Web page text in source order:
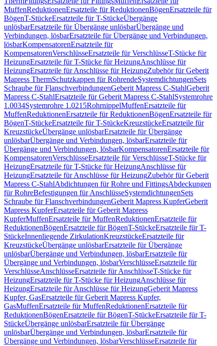
MuffenReduktionenErsatzteile für ReduktionenBögenErsatzteile für
BögenT-StückeErsatzteile für T-StückeÜbergänge
unlösbarErsatzteile für Übergänge unlösbarÜbergänge und
Verbindungen, lösbarErsatzteile für Übergänge und Verbindungen,
lösbarKompensatorenErsatzteile für
KompensatorenVerschlüsseErsatzteile für VerschlüsseT-Stücke für
HeizungErsatzteile für T-Stücke für HeizungAnschlüsse für
HeizungErsatzteile für Anschlüsse für HeizungZubehör für Geberit
Mapress ThermSchutzkappen für RohrendeSystemdichtungenSets
Schraube für FlanschverbindungenGeberit Mapress C-StahlGeberit
Mapress C-StahlErsatzteile für Geberit Mapress C-StahlSystemrohre
1.0034Systemrohre 1.0215RohrnippelMuffenErsatzteile für
MuffenReduktionenErsatzteile für ReduktionenBögenErsatzteile für
BögenT-StückeErsatzteile für T-StückeKreuzstückeErsatzteile für
KreuzstückeÜbergänge unlösbarErsatzteile für Übergänge
unlösbarÜbergänge und Verbindungen, lösbarErsatzteile für
Übergänge und Verbindungen, lösbarKompensatorenErsatzteile für
KompensatorenVerschlüsseErsatzteile für VerschlüsseT-Stücke für
HeizungErsatzteile für T-Stücke für HeizungAnschlüsse für
HeizungErsatzteile für Anschlüsse für HeizungZubehör für Geberit
Mapress C-StahlAbdichtungen für Rohre und FittingsAbdeckungen
für RohreBefestigungen für AnschlüsseSystemdichtungenSets
Schraube für FlanschverbindungenGeberit Mapress KupferGeberit
Mapress KupferErsatzteile für Geberit Mapress
KupferMuffenErsatzteile für MuffenReduktionenErsatzteile für
ReduktionenBögenErsatzteile für BögenT-StückeErsatzteile für T-
StückeInnenliegende ZirkulationKreuzstückeErsatzteile für
KreuzstückeÜbergänge unlösbarErsatzteile für Übergänge
unlösbarÜbergänge und Verbindungen, lösbarErsatzteile für
Übergänge und Verbindungen, lösbarVerschlüsseErsatzteile für
VerschlüsseAnschlüsseErsatzteile für AnschlüsseT-Stücke für
HeizungErsatzteile für T-Stücke für HeizungAnschlüsse für
HeizungErsatzteile für Anschlüsse für HeizungGeberit Mapress
Kupfer, GasErsatzteile für Geberit Mapress Kupfer,
GasMuffenErsatzteile für MuffenReduktionenErsatzteile für
ReduktionenBögenErsatzteile für BögenT-StückeErsatzteile für T-
StückeÜbergänge unlösbarErsatzteile für Übergänge
unlösbarÜbergänge und Verbindungen, lösbarErsatzteile für
Übergänge und Verbindungen, lösbarVerschlüsseErsatzteile für